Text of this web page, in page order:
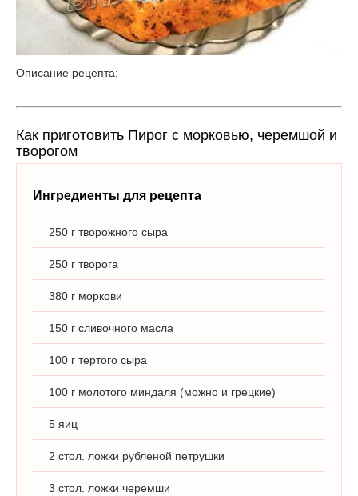
Описание рецепта:
Как приготовить Пирог с морковью, черемшой и
творогом
Ингредиенты для рецепта
250 г творожного сыра
250 г творога
380 г моркови
150 г сливочного масла
100 г тертого сыра
100 г молотого миндаля (можно и грецкие)
5 яиц
2 стол. ложки рубленой петрушки
3 стол. ложки черемши